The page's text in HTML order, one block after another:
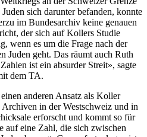
sich darunter befanden, konnte
im Bundesarchiv keine genauen
der sich auf Kollers Studie
wenn es um die Frage nach der
Juden geht. Das räumt auch Ruth
ist ein absurder Streit», sagte
dem TA.
anderen Ansatz als Koller
in der Westschweiz und in
erforscht und kommt so für
auf eine Zahl, die sich zwischen